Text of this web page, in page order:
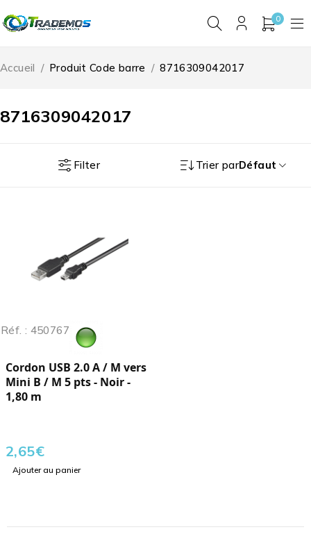
0
8716309042017
Accueil / Produit Code barre / 8716309042017
Filter Trier parDéfaut
Réf. : 450767
Cordon USB 2.0 A / M vers
Mini B / M 5 pts - Noir -
1,80 m
2,65€
Ajouter au panier